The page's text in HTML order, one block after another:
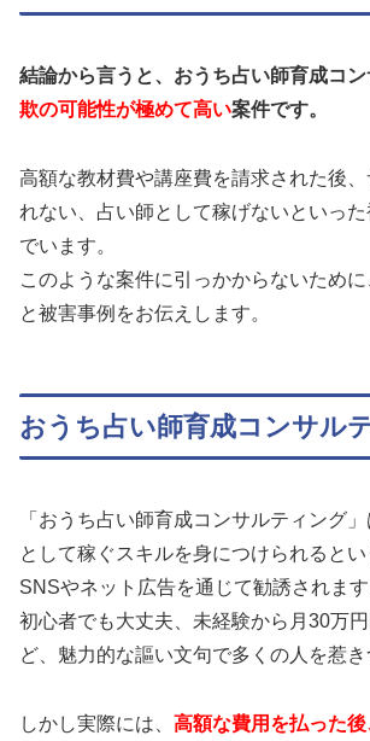
結論から言うと、おうち占い師育成コ
欺の可能性が極めて高い案件です。
高額な教材費や講座費を請求された後
れない、占い師として稼げないといっ
でいます。
このような案件に引っかからないため
と被害事例をお伝えします。
おうち占い師育成コンサル
「おうち占い師育成コンサルティング
として稼ぐスキルを身につけられるとい
SNSやネット広告を通じて勧誘されます
初心者でも大丈夫、未経験から月30万
ど、魅力的な謳い文句で多くの人を惹き
しかし実際には、 高額な費用を払った